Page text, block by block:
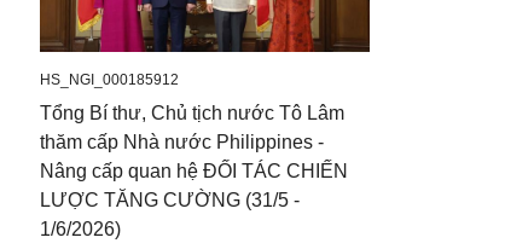
HS_NGI_000185912
Tổng Bí thư, Chủ tịch nước Tô Lâm
thăm cấp Nhà nước Philippines -
Nâng cấp quan hệ ĐỐI TÁC CHIẾN
LƯỢC TĂNG CƯỜNG (31/5 -
1/6/2026)